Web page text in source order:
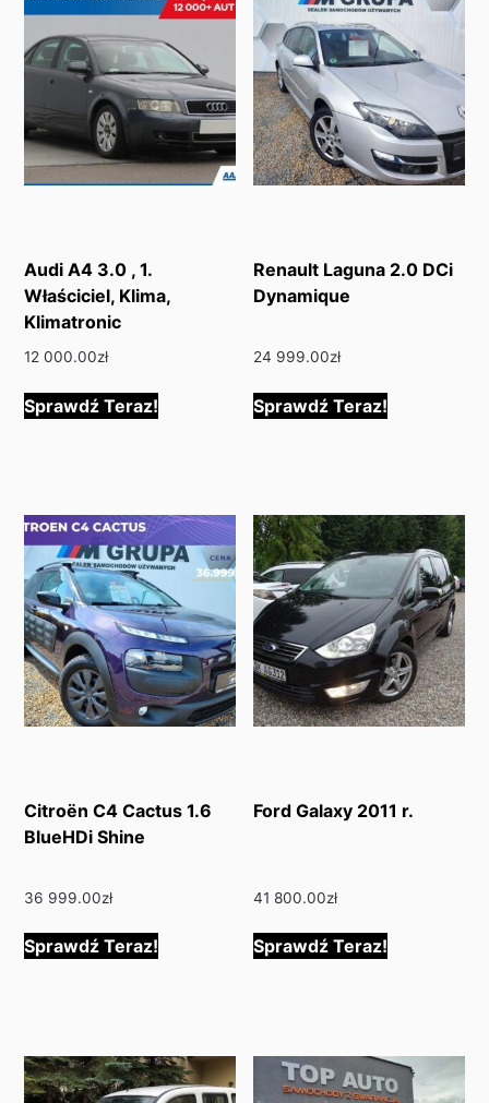
Audi A4 3.0 , 1.
Właściciel, Klima,
Klimatronic
12 000.00zł
Sprawdź Teraz!
Renault Laguna 2.0 DCi
Dynamique
24 999.00zł
Sprawdź Teraz!
Citroën C4 Cactus 1.6
BlueHDi Shine
36 999.00zł
Sprawdź Teraz!
Ford Galaxy 2011 r.
41 800.00zł
Sprawdź Teraz!